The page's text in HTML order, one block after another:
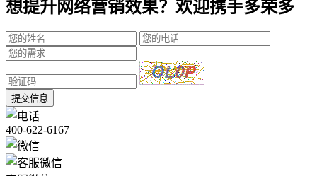
想提升网络营销效果？欢迎携手多荣多
提交信息
400-622-6167